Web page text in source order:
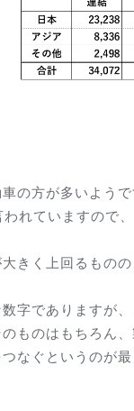
の方が多いよう
れていますので
きく上回るもの
字でありますが
ものはもちろん
なぐというのが